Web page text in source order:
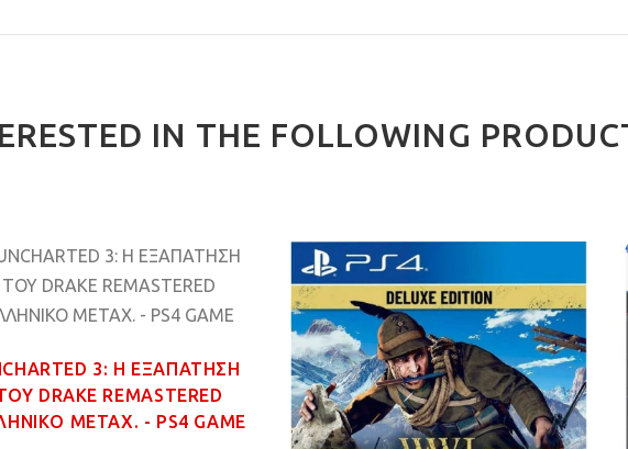
IN THE FOLLOWING
3: Η ΕΞΑΠΑΤΗΣΗ
DRAKE REMASTERED
ΜΕΤΑΧ. - PS4 GAME